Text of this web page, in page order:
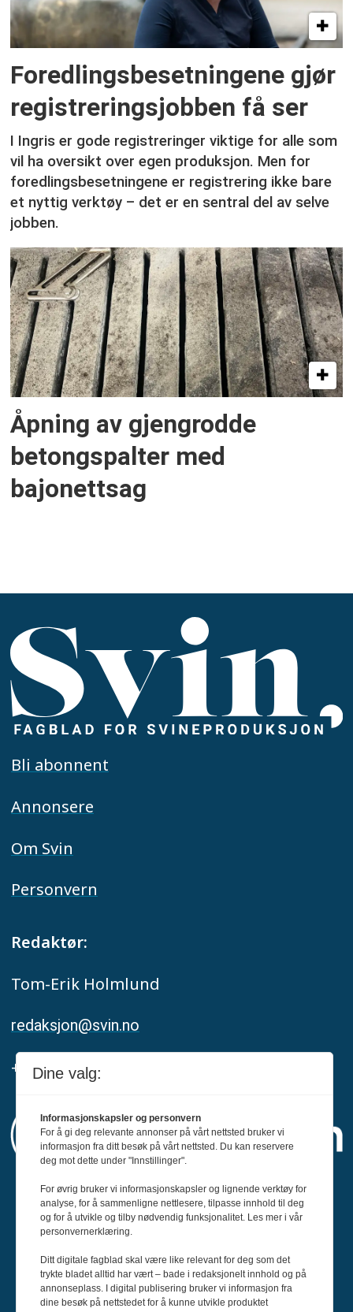
Foredlingsbesetningene gjør
registreringsjobben få ser
I Ingris er gode registreringer viktige for alle som
vil ha oversikt over egen produksjon. Men for
foredlingsbesetningene er registrering ikke bare
et nyttig verktøy – det er en sentral del av selve
jobben.
Åpning av gjengrodde
betongspalter med
bajonettsag
Bli abonnent
Annonsere
Om Svin
Personvern
Redaktør:
Tom-Erik Holmlund
redaksjon@svin.no
+47 916 68 668
Svin er medlem av Fagpressen og
arbeider etter Redaktørplakaten og Vær
Varsom-plakatens regler for god
presseskikk.
Dine valg:
Informasjonskapsler og personvern
For å gi deg relevante annonser på vårt nettsted bruker vi
informasjon fra ditt besøk på vårt nettsted. Du kan reservere
deg mot dette under "Innstillinger".
For øvrig bruker vi informasjonskapsler og lignende verktøy for
analyse, for å sammenligne nettlesere, tilpasse innhold til deg
og for å utvikle og tilby nødvendig funksjonalitet. Les mer i vår
personvernerklæring.
Ditt digitale fagblad skal være like relevant for deg som det
trykte bladet alltid har vært – bade i redaksjonelt innhold og på
annonseplass. I digital publisering bruker vi informasjon fra
dine besøk på nettstedet for å kunne utvikle produktet